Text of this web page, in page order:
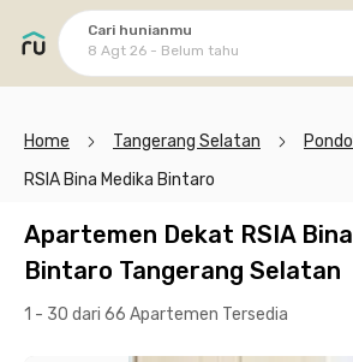
Cari hunianmu
8 Agt 26 - Belum tahu
Home Tangerang Selatan
RSIA Bina Medika Bintaro
Apartemen Dekat RSIA
Bintaro Tangerang Selatan
1 - 30 dari 66 Apartemen Tersedia